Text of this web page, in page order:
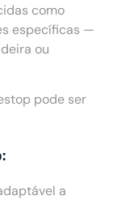
como
específicas —
ou
pode ser
a